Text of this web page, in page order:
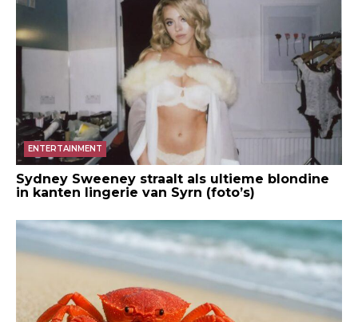
ENTERTAINMENT
Sydney Sweeney straalt als ultieme blondine
in kanten lingerie van Syrn (foto’s)